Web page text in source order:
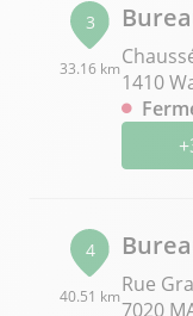
3
33.16 km
1410
4
40.51 kmRue
7020